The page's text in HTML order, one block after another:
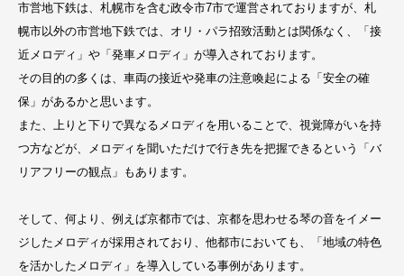
市営地下鉄は、札幌市を含む政令市7市で運営されておりますが、札
幌市以外の市営地下鉄では、オリ・パラ招致活動とは関係なく、「接
近メロディ」や「発車メロディ」が導入されております。
その目的の多くは、車両の接近や発車の注意喚起による「安全の確
保」があるかと思います。
また、上りと下りで異なるメロディを用いることで、視覚障がいを持
つ方などが、メロディを聞いただけで行き先を把握できるという「バ
リアフリーの観点」もあります。
そして、何より、例えば京都市では、京都を思わせる琴の音をイメー
ジしたメロディが採用されており、他都市においても、「地域の特色
を活かしたメロディ」を導入している事例があります。